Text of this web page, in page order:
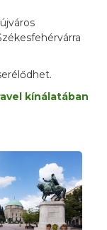
kínálatában